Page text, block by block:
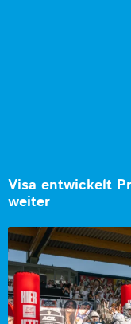
Visa entwickelt
weiter